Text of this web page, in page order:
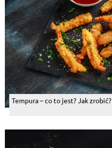
Tempura – co to jest? Jak zrobić?